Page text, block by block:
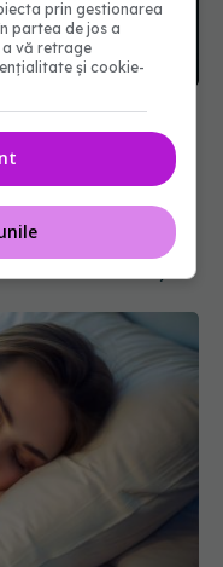
unică în lume. Ce
putea avea
nu vorbește
prin gestionarea
partea de jos a
a vă retrage
și cookie-